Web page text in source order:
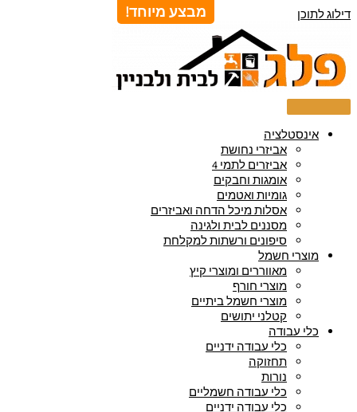
דילוג לתוכן
אינסטלציה
אביזרי נחושת
אביזרים לתמי 4
אומגות וחבקים
גומיות ואטמים
אסלות מיכל הדחה ואביזרים
מסננים לבית ולגינה
סיפונים ורשתות למקלחת
מוצרי חשמל
מאווררים ומוצרי קיץ
מוצרי חורף
מוצרי חשמל ביתיים
קטלני יתושים
כלי עבודה
כלי עבודה ידניים
תחזוקה
נורות
כלי עבודה חשמליים
כלי עבודה ידניים
מבצע מיוחד!